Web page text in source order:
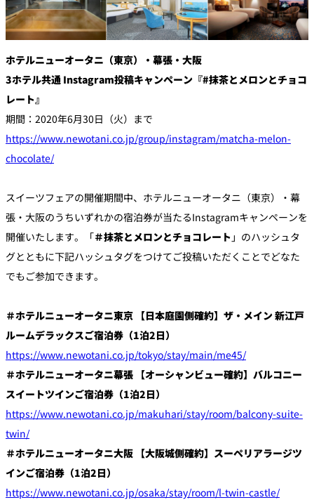
ホテルニューオータニ（東京）・幕張・大阪
3ホテル共通 Instagram投稿キャンペーン『#抹茶とメロンとチョコ
レート』
期間：2020年6月30日（火）まで
https://www.newotani.co.jp/group/instagram/matcha-melon-
chocolate/
スイーツフェアの開催期間中、ホテルニューオータニ（東京）・幕
張・大阪のうちいずれかの宿泊券が当たるInstagramキャンペーンを
開催いたします。「＃抹茶とメロンとチョコレート 」のハッシュタ
グとともに下記ハッシュタグをつけてご投稿いただくことでどなた
でもご参加できます。
＃ホテルニューオータニ東京 【日本庭園側確約】ザ・メイン 新江戸
ルームデラックスご宿泊券（1泊2日）
https://www.newotani.co.jp/tokyo/stay/main/me45/
＃ホテルニューオータニ幕張 【オーシャンビュー確約】バルコニー
スイートツインご宿泊券（1泊2日）
https://www.newotani.co.jp/makuhari/stay/room/balcony-suite-
twin/
＃ホテルニューオータニ大阪 【大阪城側確約】スーペリアラージツ
インご宿泊券（1泊2日）
https://www.newotani.co.jp/osaka/stay/room/l-twin-castle/